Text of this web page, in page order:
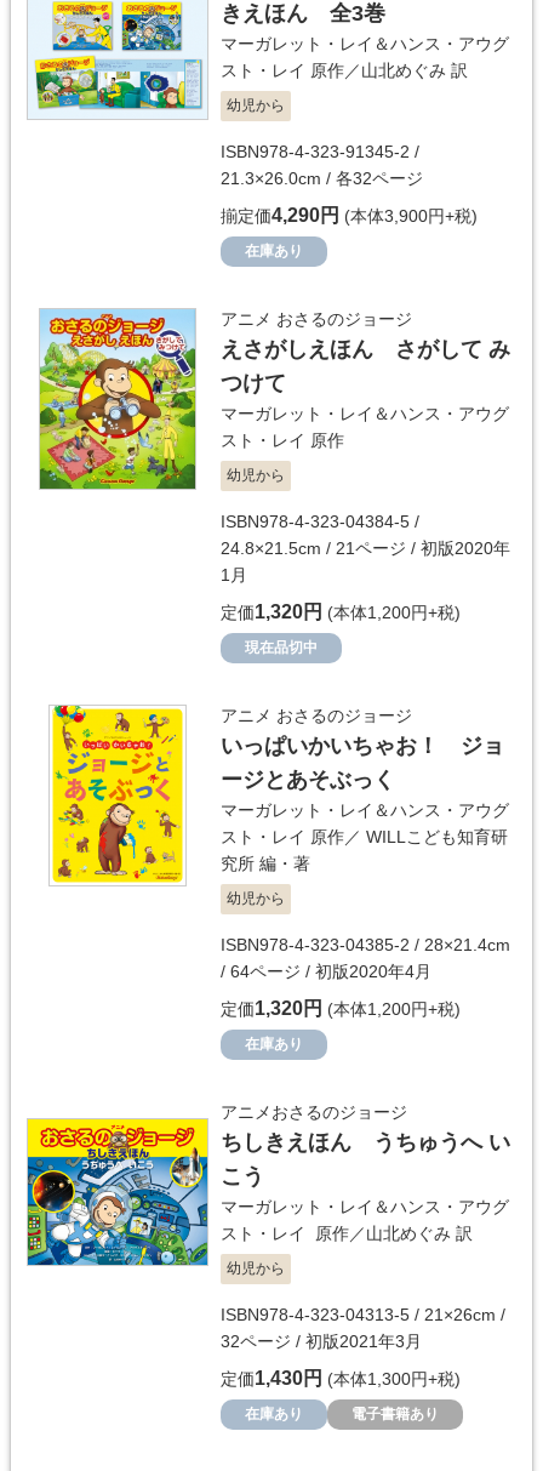
きえほん 全3巻
マーガレット・レイ＆ハンス・アウグ
スト・レイ 原作／山北めぐみ 訳
幼児から
ISBN978-4-323-91345-2 /
21.3×26.0cm / 各32ページ
揃定価4,290円 (本体3,900円+税)
在庫あり
アニメ おさるのジョージ
えさがしえほん さがして み
つけて
マーガレット・レイ＆ハンス・アウグ
スト・レイ 原作
幼児から
ISBN978-4-323-04384-5 /
24.8×21.5cm / 21ページ / 初版2020年
1月
定価1,320円 (本体1,200円+税)
現在品切中
アニメ おさるのジョージ
いっぱいかいちゃお！ ジョ
ージとあそぶっく
マーガレット・レイ＆ハンス・アウグ
スト・レイ 原作／ WILLこども知育研
究所 編・著
幼児から
ISBN978-4-323-04385-2 / 28×21.4cm
/ 64ページ / 初版2020年4月
定価1,320円 (本体1,200円+税)
在庫あり
アニメおさるのジョージ
ちしきえほん うちゅうへ い
こう
マーガレット・レイ＆ハンス・アウグ
スト・レイ
原作／山北めぐみ 訳
幼児から
ISBN978-4-323-04313-5 / 21×26cm /
32ページ / 初版2021年3月
定価1,430円 (本体1,300円+税)
在庫あり 電子書籍あり